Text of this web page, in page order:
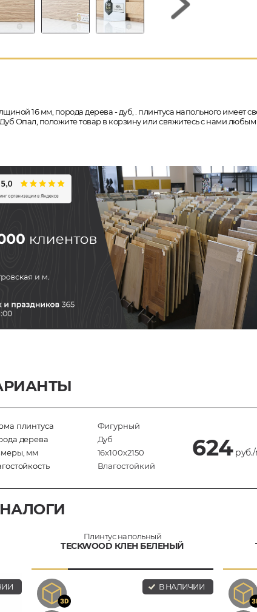
16 мм, порода дерева - дуб, . плинтуса напольного имеет
Опал, положите товар в корзину или свяжитесь с нами любым
плинтуса
Фигурный
дерева
Дуб
мм
16х100х2150
Влагостойкий
624руб./
Плинтус напольный
TECKWOOD КЛЕН БЕЛЕНЫЙ
В НАЛИЧИИ